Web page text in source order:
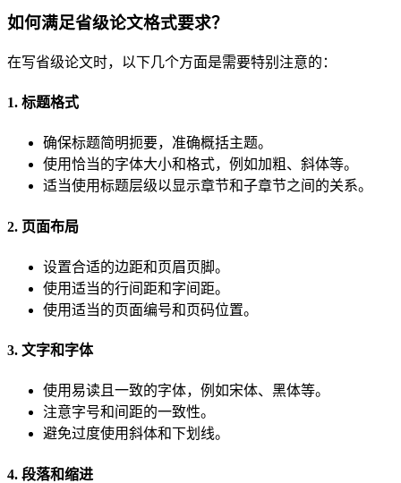
如何满足省级论文格式要求？
在写省级论文时，以下几个方面是需要特别注意的：
1. 标题格式
确保标题简明扼要，准确概括主题。
使用恰当的字体大小和格式，例如加粗、斜体等。
适当使用标题层级以显示章节和子章节之间的关系。
2. 页面布局
设置合适的边距和页眉页脚。
使用适当的行间距和字间距。
使用适当的页面编号和页码位置。
3. 文字和字体
使用易读且一致的字体，例如宋体、黑体等。
注意字号和间距的一致性。
避免过度使用斜体和下划线。
4. 段落和缩进